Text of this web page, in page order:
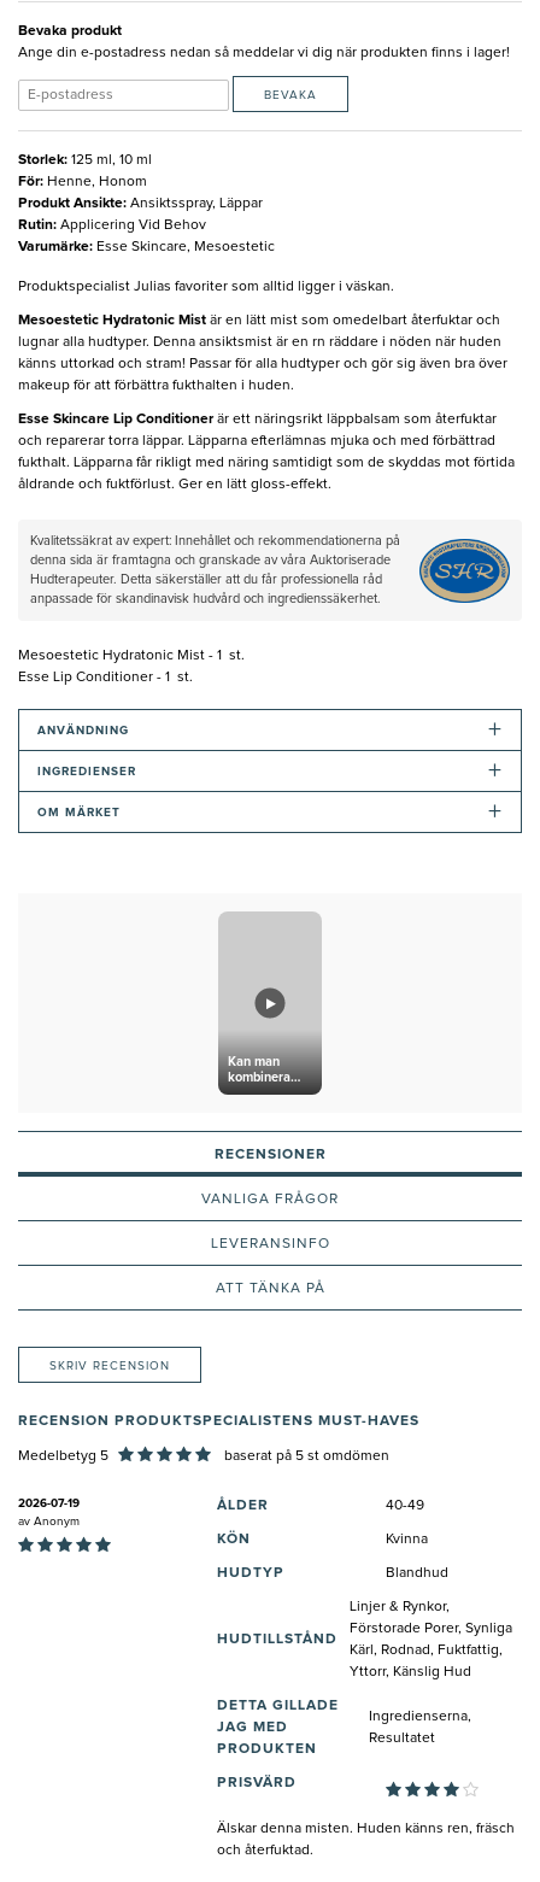
Bevaka produkt
Ange din e-postadress nedan så meddelar vi dig när produkten finns i lager!
BEVAKA
Storlek: 125 ml, 10 ml
För: Henne, Honom
Produkt Ansikte: Ansiktsspray, Läppar
Rutin: Applicering Vid Behov
Varumärke: Esse Skincare, Mesoestetic
Produktspecialist Julias favoriter som alltid ligger i väskan.
Mesoestetic Hydratonic Mist är en lätt mist som omedelbart återfuktar och
lugnar alla hudtyper. Denna ansiktsmist är en rn räddare i nöden när huden
känns uttorkad och stram! Passar för alla hudtyper och gör sig även bra över
makeup för att förbättra fukthalten i huden.
Esse Skincare Lip Conditionerär ett näringsrikt läppbalsam som återfuktar
och reparerar torra läppar. Läpparna efterlämnas mjuka och med förbättrad
fukthalt. Läpparna får rikligt med näring samtidigt som de skyddas mot förtida
åldrande och fuktförlust. Ger en lätt gloss-effekt.
Kvalitetssäkrat av expert: Innehållet och rekommendationerna på
denna sida är framtagna och granskade av våra Auktoriserade
Hudterapeuter. Detta säkerställer att du får professionella råd
anpassade för skandinavisk hudvård och ingredienssäkerhet.
Mesoestetic Hydratonic Mist - 1 st.
Esse Lip Conditioner - 1 st.
ANVÄNDNING +
INGREDIENSER +
OM MÄRKET +
Kan man
kombinera
Peptider och
RECENSIONER
VANLIGA FRÅGOR
LEVERANSINFO
ATT TÄNKA PÅ
SKRIV RECENSION
RECENSION PRODUKTSPECIALISTENS MUST-HAVES
Medelbetyg 5 baserat på 5 st omdömen
2026-07-19
av Anonym
ÅLDER 40-49
KÖN Kvinna
HUDTYP Blandhud
HUDTILLSTÅND
Linjer & Rynkor,
Förstorade Porer, Synliga
Kärl, Rodnad, Fuktfattig,
Yttorr, Känslig Hud
DETTA GILLADE
JAG MED
PRODUKTEN
Ingredienserna,
Resultatet
PRISVÄRD
Älskar denna misten. Huden känns ren, fräsch
och återfuktad.